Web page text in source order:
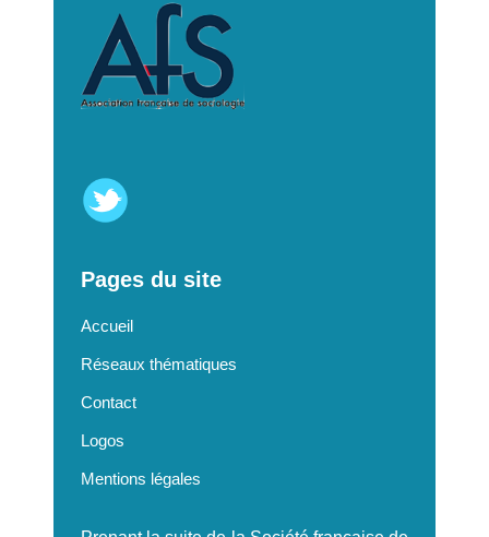
Pages du site
Accueil
Réseaux thématiques
Contact
Logos
Mentions légales